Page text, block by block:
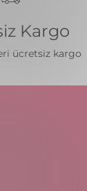
Kargo
ücretsiz kargo